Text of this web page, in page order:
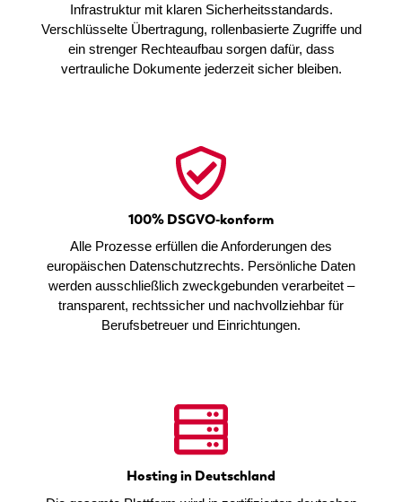
Infrastruktur mit klaren Sicherheitsstandards.
Verschlüsselte Übertragung, rollenbasierte Zugriffe und
ein strenger Rechteaufbau sorgen dafür, dass
vertrauliche Dokumente jederzeit sicher bleiben.
100% DSGVO-konform
Alle Prozesse erfüllen die Anforderungen des
europäischen Datenschutzrechts. Persönliche Daten
werden ausschließlich zweckgebunden verarbeitet –
transparent, rechtssicher und nachvollziehbar für
Berufsbetreuer und Einrichtungen.
Hosting in Deutschland